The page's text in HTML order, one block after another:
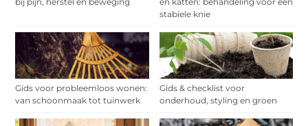
stabiele knie
Gids voor probleemloos wonen:
van schoonmaak tot tuinwerk
Gids & checklist voor
onderhoud, styling en groen